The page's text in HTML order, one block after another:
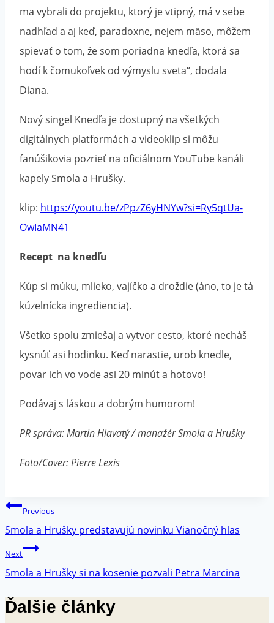
ma vybrali do projektu, ktorý je vtipný, má v sebe
nadhľad a aj keď, paradoxne, nejem mäso, môžem
spievať o tom, že som poriadna knedľa, ktorá sa
hodí k čomukoľvek od výmyslu sveta“, dodala
Diana.
Nový singel Knedľa je dostupný na všetkých
digitálnych platformách a videoklip si môžu
fanúšikovia pozrieť na oficiálnom YouTube kanáli
kapely Smola a Hrušky.
klip: https://youtu.be/zPpzZ6yHNYw?si=Ry5qtUa-
OwIaMN41
Recept na knedľu
Kúp si múku, mlieko, vajíčko a droždie (áno, to je tá
kúzelnícka ingrediencia).
Všetko spolu zmiešaj a vytvor cesto, ktoré necháš
kysnúť asi hodinku. Keď narastie, urob knedle,
povar ich vo vode asi 20 minút a hotovo!
Podávaj s láskou a dobrým humorom!
PR správa: Martin Hlavatý / manažér Smola a Hrušky
Foto/Cover: Pierre Lexis
Navigácia
v
článku
Previous
Smola a Hrušky predstavujú novinku Vianočný hlas
Next
Smola a Hrušky si na kosenie pozvali Petra Marcina
Ďalšie články